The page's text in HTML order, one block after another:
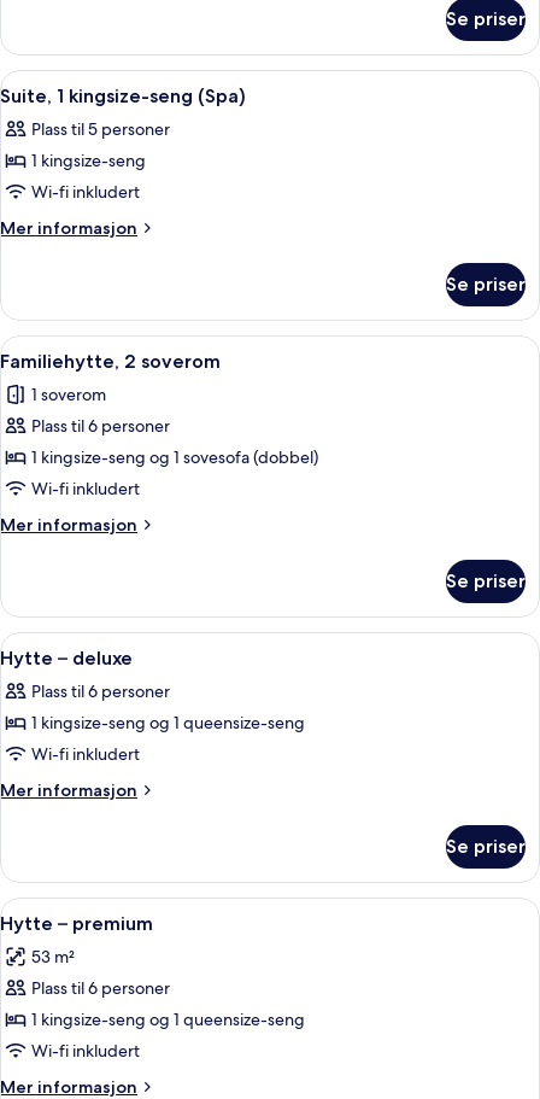
queensize-
senger
(Oversize)
–
deluxe,
2
senger
(Oversize)
Se priser
Åpne
alle
bildene
av
Suite,
1
(Spa)
Suite, 1 kingsize-seng (Spa) |
5
Suite, 1 kingsize-seng (Spa)
Plass til 5 personer
1 kingsize-seng
Wi-fi inkludert
Mer informasjon
Mer
1
kingsize-
seng
Se priser
Åpne
alle
bildene
av
Familiehytte,
2
soverom
Sengetøy i egyptisk bomull og
8
Familiehytte, 2 soverom
1 soverom
Plass til 6 personer
1 kingsize-seng og 1 sovesofa (dobbel)
Wi-fi inkludert
Mer informasjon
Mer
2
soverom
Se priser
Åpne
alle
bildene
av
Hytte
–
Sengetøy i egyptisk bomull og
8
Hytte – deluxe
Plass til 6 personer
1 kingsize-seng og 1 queensize-seng
Wi-fi inkludert
Mer informasjon
Mer
–
deluxe
Se priser
Åpne
alle
bildene
av
Hytte
–
premium
Sengetøy i egyptisk bomull og
8
Hytte – premium
53 m²
Plass til 6 personer
1 kingsize-seng og 1 queensize-seng
Wi-fi inkludert
Mer informasjon
Mer